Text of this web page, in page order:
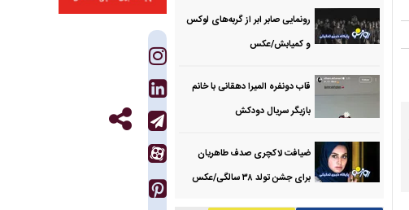
رونمایی صابر ابر از گربه‌های لوکس
و کمیابش/عکس
قاب دونفره المیرا دهقانی با خانم
بازیگر سریال دودکش
ضیافت لاکچری صدف طاهریان
برای جشن تولد ۳۸ سالگی‌/عکس